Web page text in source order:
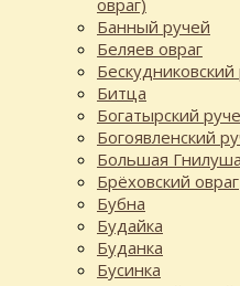
овраг)
Банный ручей
Беляев овраг
Битца
Богатырский
Богоявленский
Большая Гнилуша
Брёховский овраг
Бубна
Будайка
Буданка
Бусинка